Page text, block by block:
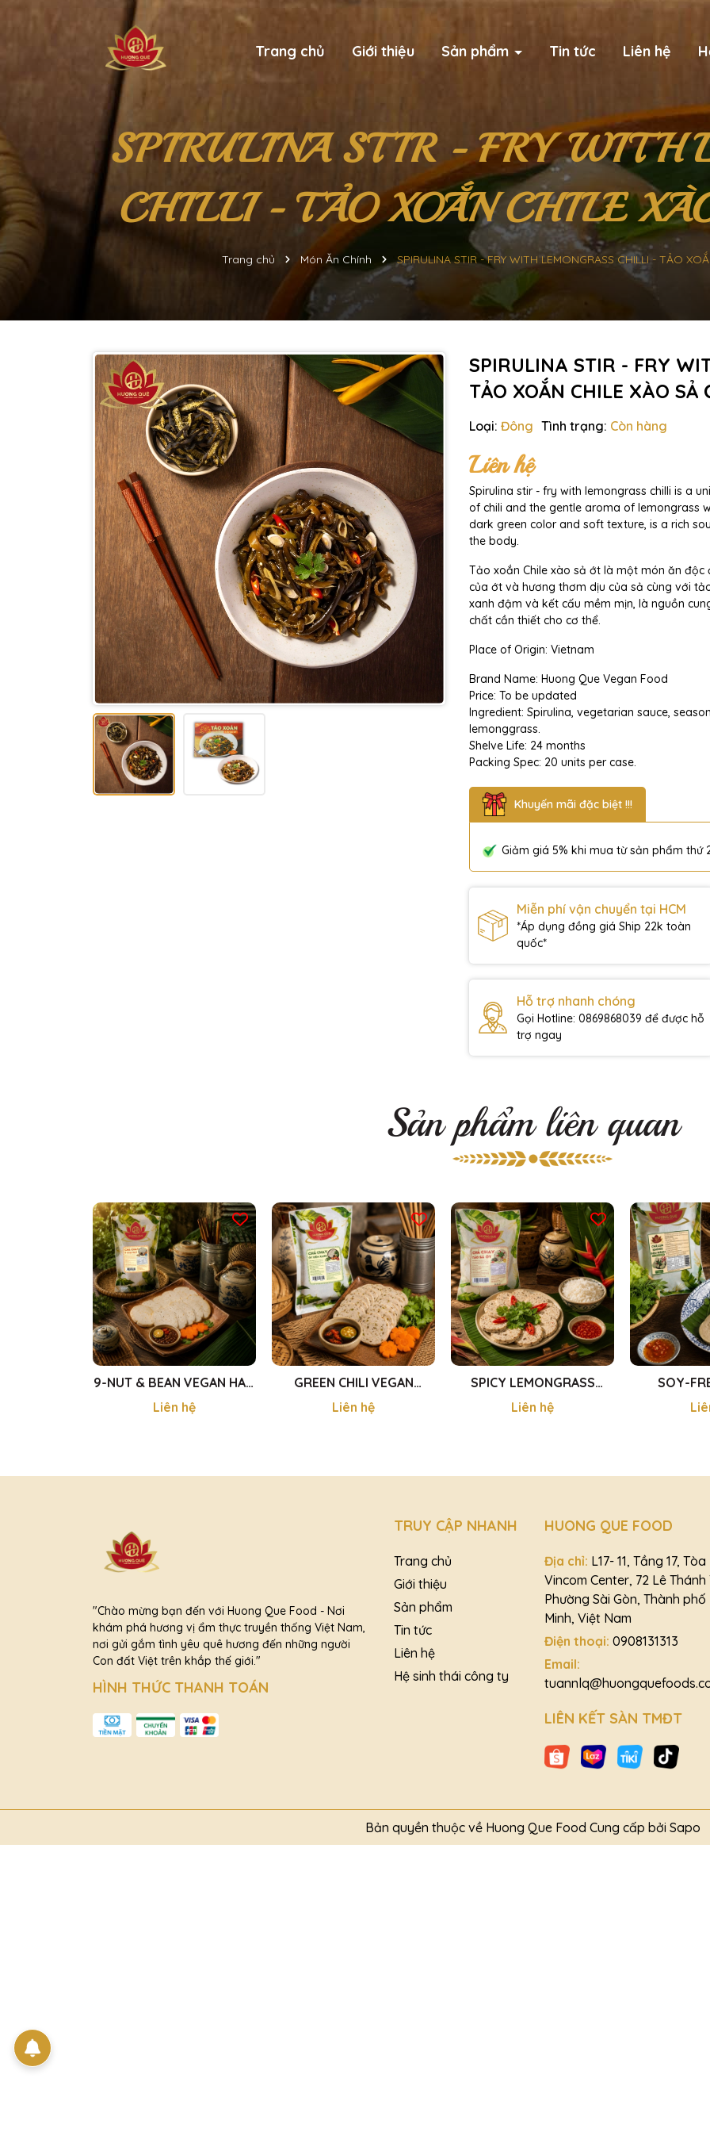
Trang chủ Giới thiệu Sản phẩm Tin tức Liên hệ
SPIRULINA STIR - FRY WITH
CHILLI - TẢO XOẮN CHILE
Trang chủ Món Ăn Chính SPIRULINA STIR - FRY WITH LEMONGRASS CHILLI - TẢO
SPIRULINA STIR - FRY
TẢO XOẮN CHILE XÀO SẢ
Loại: Đông Tình trạng: Còn hàng
Liên hệ
Spirulina stir - fry with lemongrass chilli is a
of chili and the gentle aroma of lemongrass
dark green color and soft texture, is a rich
the body.
Tảo xoắn Chile xào sả ớt là một món ăn
của ớt và hương thơm dịu của sả cùng với
xanh đậm và kết cấu mềm mịn, là nguồn
chất cần thiết cho cơ thể.
Place of Origin: Vietnam
Brand Name: Huong Que Vegan Food
Price: To be updated
Ingredient: Spirulina, vegetarian sauce,
lemonggrass.
Shelve Life: 24 months
Packing Spec: 20 units per case.
Khuyến mãi đặc biệt !!!
Giảm giá 5% khi mua từ sản phẩm thứ
Miễn phí vận chuyển tại HCM
*Áp dụng đồng giá Ship 22k toàn
quốc*
Hỗ trợ nhanh chóng
Gọi Hotline: 0869868039 để được hỗ
trợ ngay
Sản phẩm liên quan
9-NUT & BEAN VEGAN HAM
- CHẢ LỤA CHAY 9 LOẠI
HẠT 250g
Liên hệ
GREEN CHILI VEGAN
MORTADELLA - CHẢ CHAY
ỚT XIÊM XANH 250g
Liên hệ
SPICY LEMONGRASS
SPIRULINA VEGAN
SAUSAGE - CHẢ TẢO XOẮN
Liên hệ
SOY-
SAUSAGE
ĐẬU
"Chào mừng bạn đến với Huong Que Food - Nơi
khám phá hương vị ẩm thực truyền thống Việt Nam,
nơi gửi gắm tình yêu quê hương đến những người
Con đất Việt trên khắp thế giới."
HÌNH THỨC THANH TOÁN
TRUY CẬP NHANH
Trang chủ
Giới thiệu
Sản phẩm
Tin tức
Liên hệ
Hệ sinh thái công ty
HUONG QUE FOOD
Địa chỉ: L17- 11, Tầng 17,
Vincom Center, 72 Lê Thánh
Phường Sài Gòn, Thành phố
Minh, Việt Nam
Điện thoại: 0908131313
Email:
LIÊN KẾT SÀN TMĐT
Bản quyền thuộc về Huong Que Food Cung cấp bởi Sapo